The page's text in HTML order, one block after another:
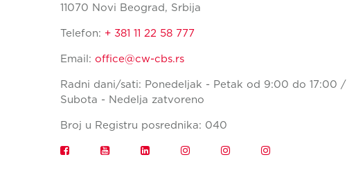
11070 Novi Beograd, Srbija
Telefon: + 381 11 22 58 777
Email: office@cw-cbs.rs
Radni dani/sati: Ponedeljak - Petak od 9:00 do 17:00 /
Subota - Nedelja zatvoreno
Broj u Registru posrednika: 040